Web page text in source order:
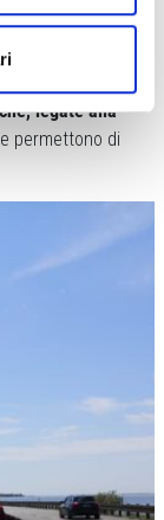
locali e
legate alla
permettono di